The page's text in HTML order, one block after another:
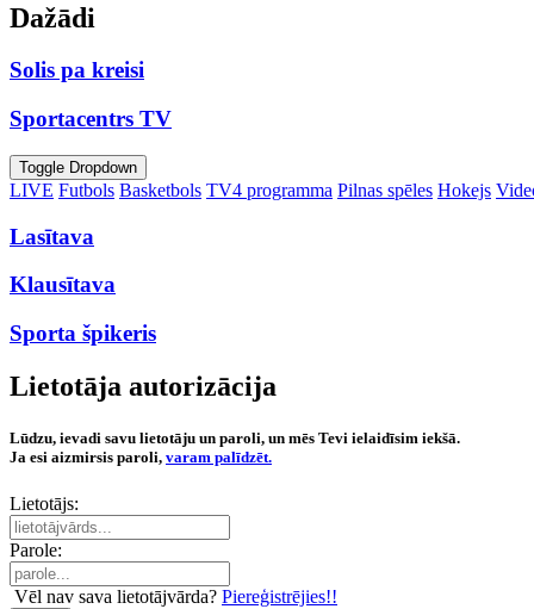
Dažādi
Solis pa kreisi
Sportacentrs TV
Toggle Dropdown
LIVE Futbols Basketbols TV4 programma Pilnas spēles Hokejs
Lasītava
Klausītava
Sporta špikeris
Lietotāja autorizācija
Lūdzu, ievadi savu lietotāju un paroli, un mēs Tevi ielaidīsim iekšā.
Ja esi aizmirsis paroli, varam palīdzēt.
Lietotājs:
Parole:
Vēl nav sava lietotājvārda? Piereģistrējies!!